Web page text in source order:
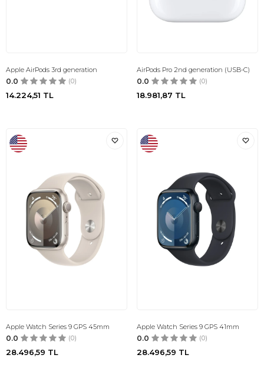
Apple AirPods 3rd generation
0.0 (0)
14.224,51 TL
AirPods Pro 2nd generation (USB-C)
0.0 (0)
18.981,87 TL
Apple Watch Series 9 GPS 45mm
0.0 (0)
28.496,59 TL
Apple Watch Series 9 GPS 41mm
0.0 (0)
28.496,59 TL